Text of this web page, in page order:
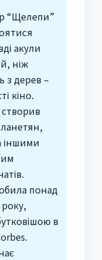
“Щелепи”
акули
ніж
з дерев –
кіно.
іншими
понад
року,
в